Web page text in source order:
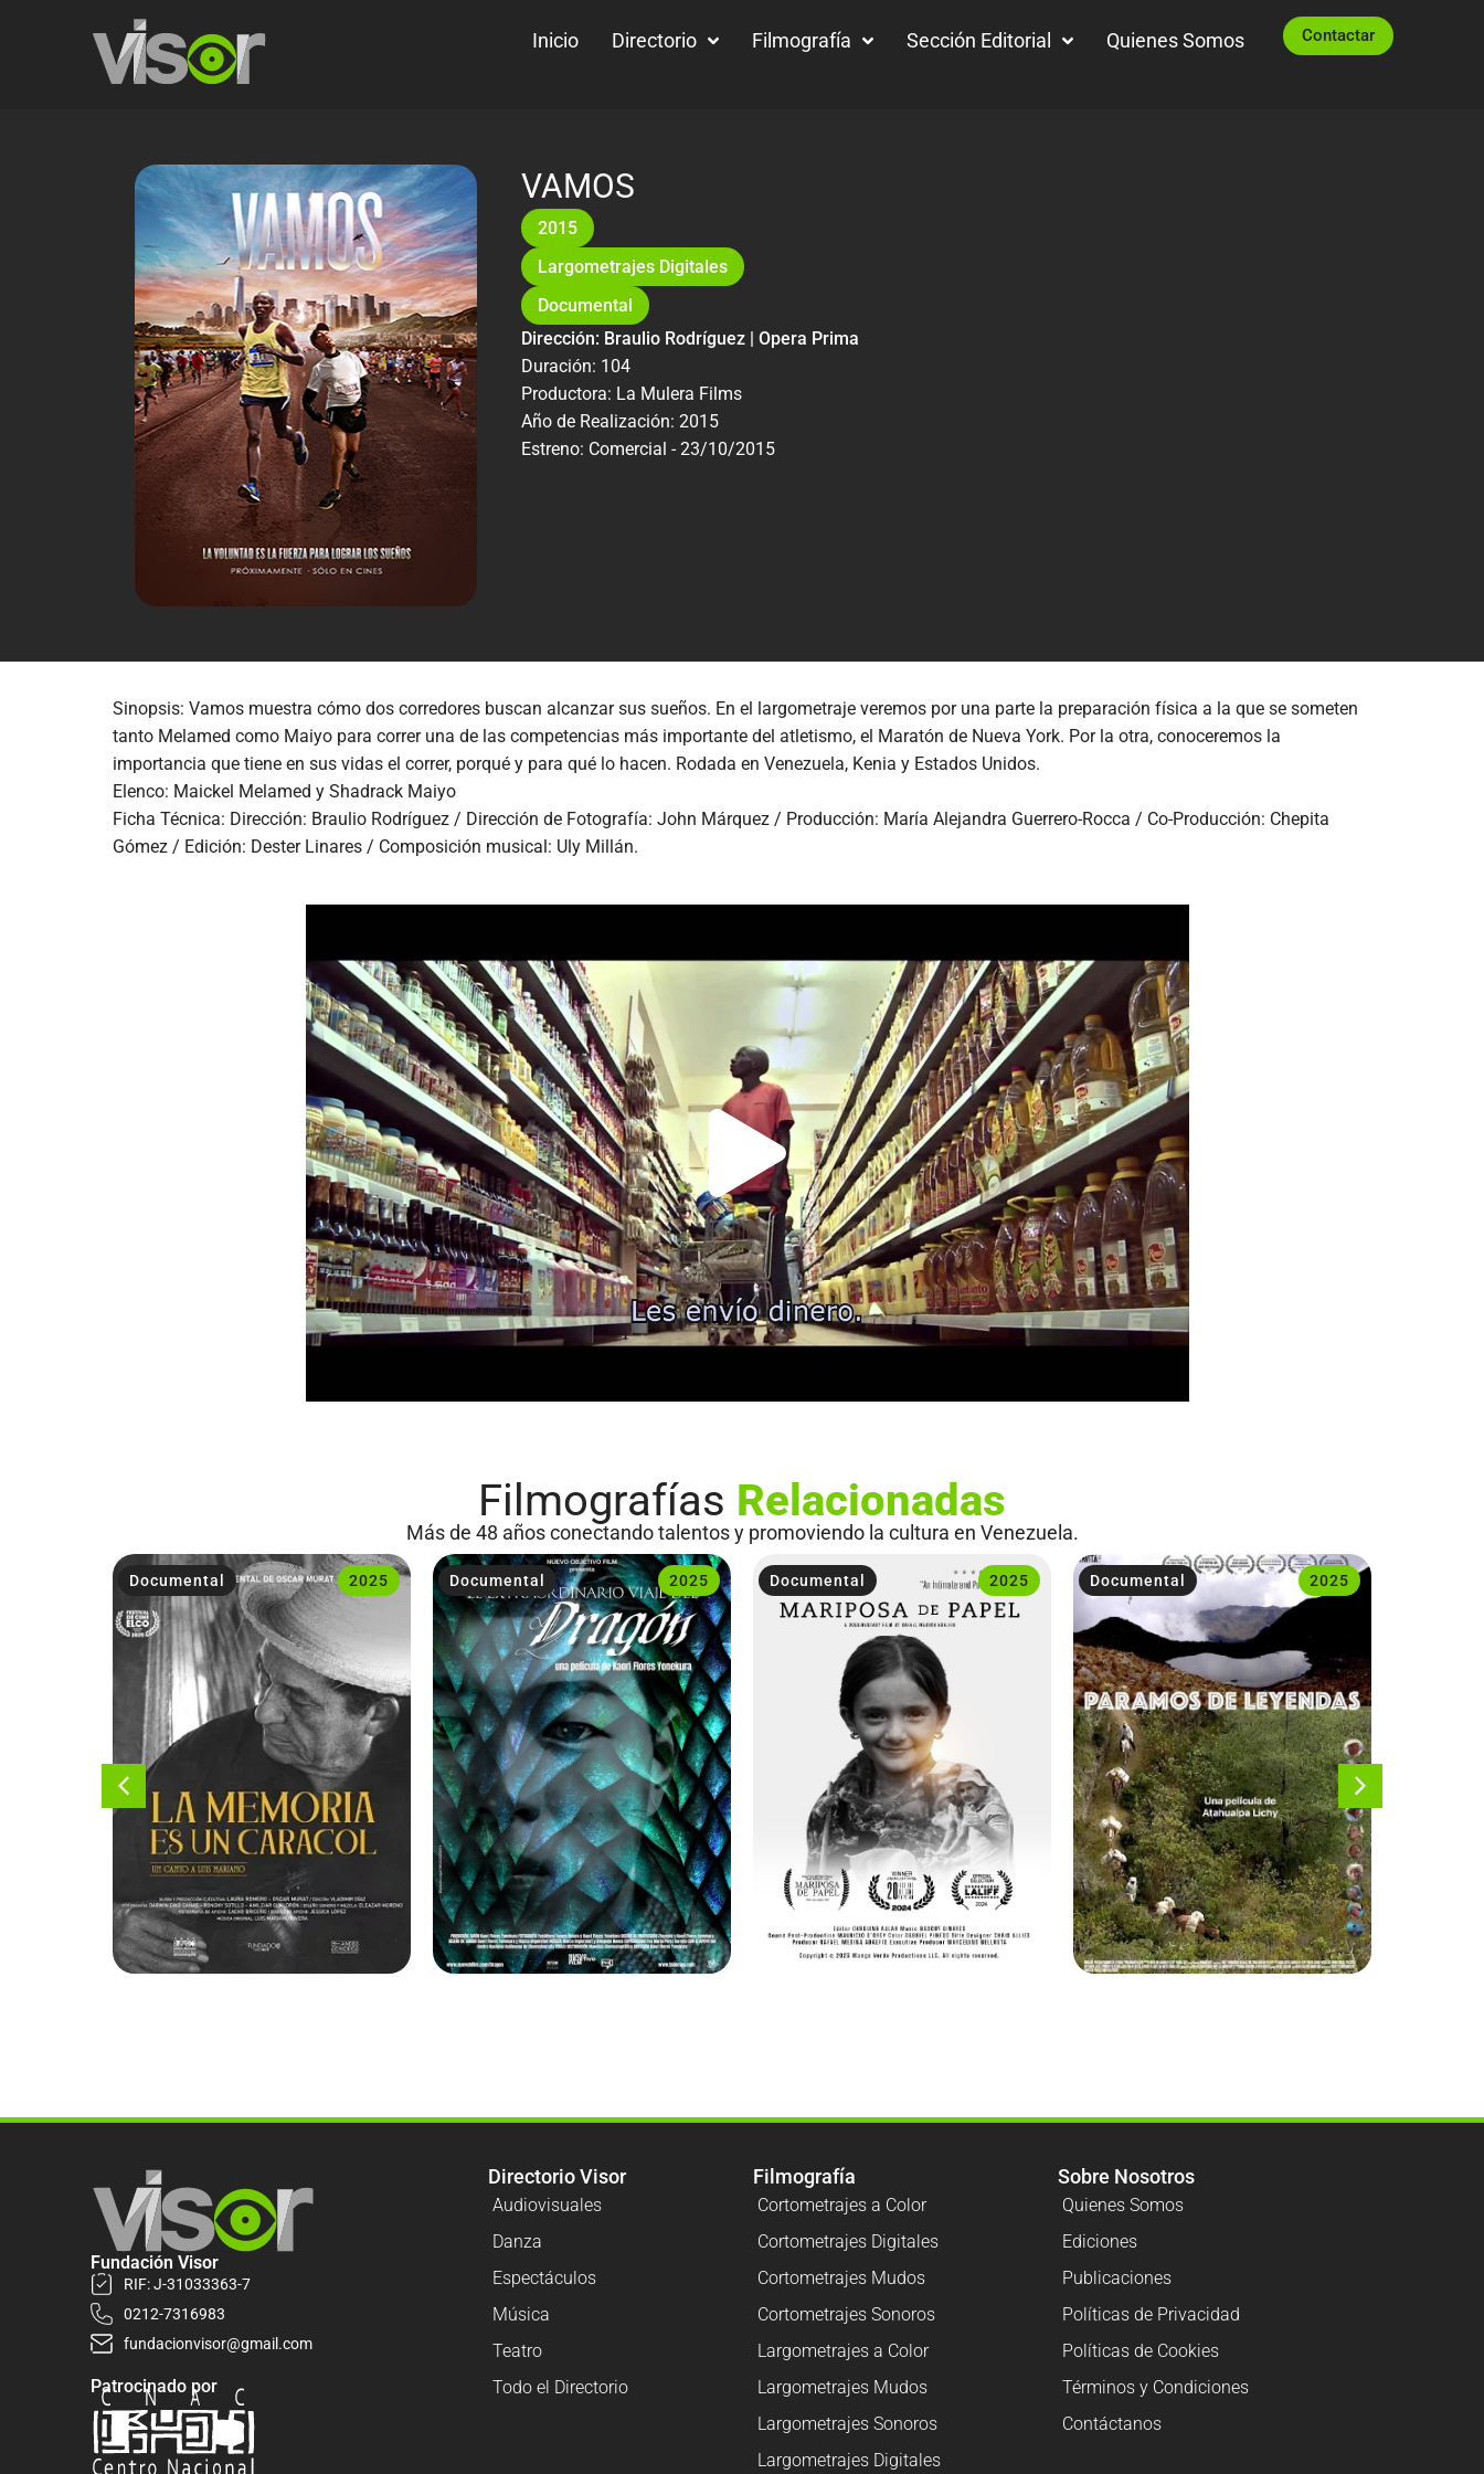
Inicio Directorio Filmografía Sección Editorial Quienes Somos Contactar
VAMOS
2015
Largometrajes Digitales
Documental
Dirección: Braulio Rodríguez | Opera Prima
Duración: 104
Productora: La Mulera Films
Año de Realización: 2015
Estreno: Comercial - 23/10/2015
Sinopsis: Vamos muestra cómo dos corredores buscan alcanzar sus sueños. En el largometraje veremos por una parte la preparación física a la que se someten
tanto Melamed como Maiyo para correr una de las competencias más importante del atletismo, el Maratón de Nueva York. Por la otra, conoceremos la
importancia que tiene en sus vidas el correr, porqué y para qué lo hacen. Rodada en Venezuela, Kenia y Estados Unidos.
Elenco: Maickel Melamed y Shadrack Maiyo
Ficha Técnica: Dirección: Braulio Rodríguez / Dirección de Fotografía: John Márquez / Producción: María Alejandra Guerrero-Rocca / Co-Producción: Chepita
Gómez / Edición: Dester Linares / Composición musical: Uly Millán.
Filmografías Relacionadas
Más de 48 años conectando talentos y promoviendo la cultura en Venezuela.
2025
Documental 2025
Documental 2025
Documental 2025
Documental
Fundación Visor
RIF: J-31033363-7
0212-7316983
fundacionvisor@gmail.com
Patrocinado por
Directorio Visor
Audiovisuales
Danza
Espectáculos
Música
Teatro
Todo el Directorio
Filmografía
Cortometrajes a Color
Cortometrajes Digitales
Cortometrajes Mudos
Cortometrajes Sonoros
Largometrajes a Color
Largometrajes Mudos
Largometrajes Sonoros
Largometrajes Digitales
Sobre Nosotros
Quienes Somos
Ediciones
Publicaciones
Políticas de Privacidad
Políticas de Cookies
Términos y Condiciones
Contáctanos